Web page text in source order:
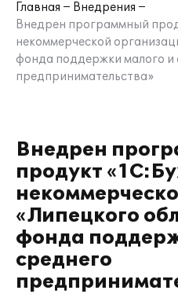
Главная
Внедрения
Внедрен программный
некоммерческой
фонда поддержки малого и
предпринимательства»
Внедрен
продукт
«Липецкого
фонда
среднего